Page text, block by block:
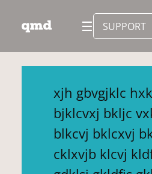
Inhalt
springen
☰ SUPPORT
xjh gbvgjklc
bjklcvxj bkljc
blkcvj bklcxvj
cklxvjb klcvj